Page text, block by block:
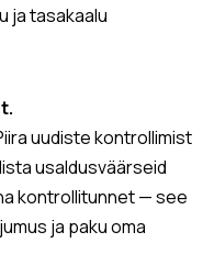
ja tasakaalu
uudiste kontrollimist
usaldusväärseid
kontrollitunnet — see
ja paku oma